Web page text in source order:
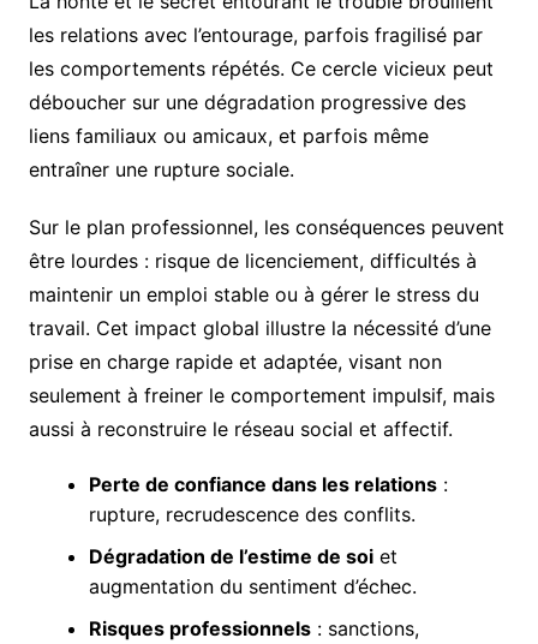
les relations avec l’entourage, parfois fragilisé par
les comportements répétés. Ce cercle vicieux peut
déboucher sur une dégradation progressive des
liens familiaux ou amicaux, et parfois même
entraîner une rupture sociale.
Sur le plan professionnel, les conséquences peuvent
être lourdes : risque de licenciement, difficultés à
maintenir un emploi stable ou à gérer le stress du
travail. Cet impact global illustre la nécessité d’une
prise en charge rapide et adaptée, visant non
seulement à freiner le comportement impulsif, mais
aussi à reconstruire le réseau social et affectif.
Perte de confiance dans les relations:
rupture, recrudescence des conflits.
Dégradation de l’estime de soiet
augmentation du sentiment d’échec.
Risques professionnels: sanctions,